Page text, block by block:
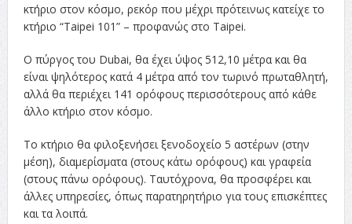
Τρία Βήματα Μπροστά για Σένα και την Επιχείρησή σου
Όψεις και Απόψεις
Αξίζει άραγε?
κτήριο στον κόσμο, ρεκόρ που μέχρι πρότεινως κατείχε το
κτήριο “Taipei 101” – προφανώς στο Taipei.
Ο πύργος του Dubai, θα έχει ύψος 512,10 μέτρα και θα
είναι ψηλότερος κατά 4 μέτρα από τον τωρινό πρωταθλητή,
αλλά θα περιέχει 141 ορόφους περισσότερους από κάθε
άλλο κτήριο στον κόσμο.
Το κτήριο θα φιλοξενήσει ξενοδοχείο 5 αστέρων (στην
μέση), διαμερίσματα (στους κάτω ορόφους) και γραφεία
(στους πάνω ορόφους). Ταυτόχρονα, θα προσφέρει και
άλλες υπηρεσίες, όπως παρατηρητήριο για τους επισκέπτες
και τα λοιπά.